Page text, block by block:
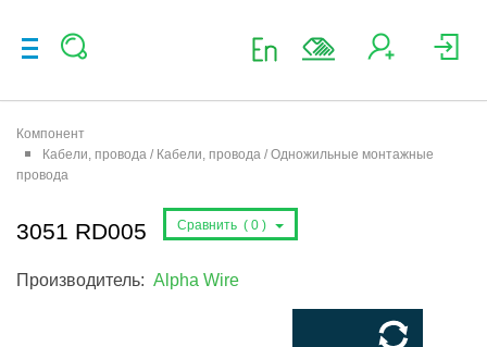
Компонент
Кабели, провода / Кабели, провода / Одножильные монтажные
провода
3051 RD005 Сравнить ( 0 )
Производитель: Alpha Wire